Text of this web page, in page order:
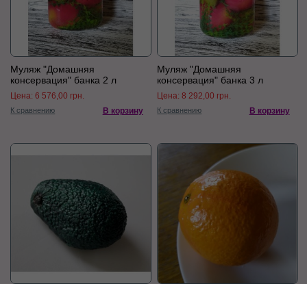
Муляж "Домашняя
консервация" банка 2 л
Цена:6 576,00 грн.
К сравнению В корзину
Муляж "Домашняя
консервация" банка 3 л
Цена:8 292,00 грн.
К сравнению В корзину